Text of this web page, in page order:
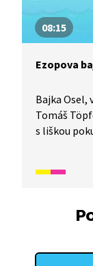
08:15
Ezopova
Bajka Osel,
Tomáš
s liškou
a jejich